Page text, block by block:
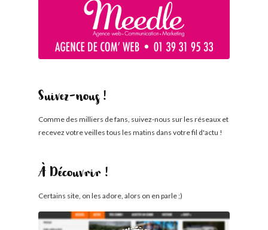
Suivez-nous !
Comme des milliers de fans, suivez-nous sur les réseaux et
recevez votre veilles tous les matins dans votre fil d'actu !
À Découvrir !
Certains site, on les adore, alors on en parle ;)